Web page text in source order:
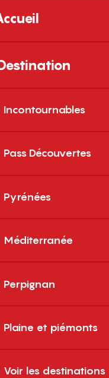
Incontournables
Pass Découvertes
Pyrénées
Méditerranée
Perpignan
Plaine et piémonts
Voir les destinations
fêtes,
dans le
expositions,
un agenda
manquer de
et après-